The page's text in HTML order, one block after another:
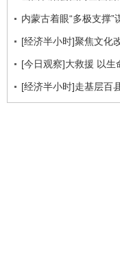
内蒙古着眼“多极支撑”
[经济半小时]聚焦文化
[今日观察]大救援 以生
[经济半小时]走基层百